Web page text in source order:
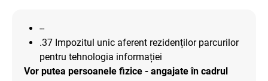
--
.37 Impozitul unic aferent rezidenților parcurilor
pentru tehnologia informației
Vor putea persoanele fizice - angajate în cadrul